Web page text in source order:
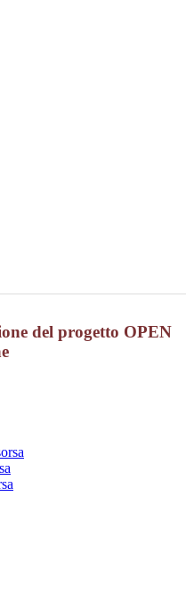
del progetto OPEN